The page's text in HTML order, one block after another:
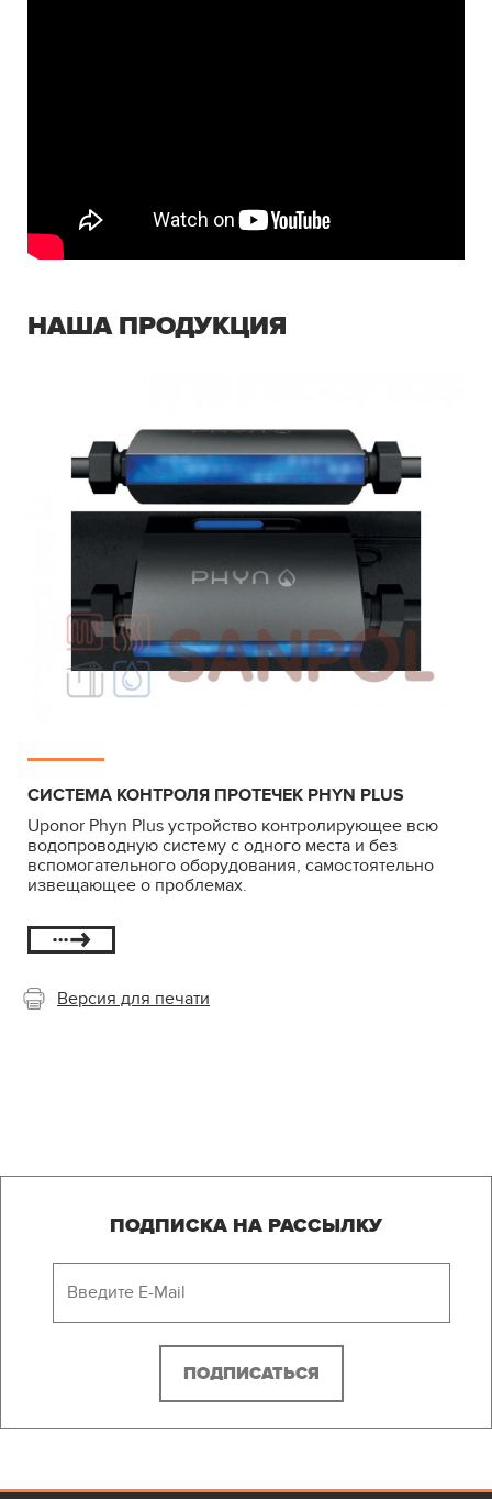
НАША ПРОДУКЦИЯ
СИСТЕМА КОНТРОЛЯ ПРОТЕЧЕК PHYN PLUS
Uponor Phyn Plus устройство контролирующее всю
водопроводную систему с одного места и без
вспомогательного оборудования, самостоятельно
извещающее о проблемах.
Версия для печати
ПОДПИСКА НА РАССЫЛКУ